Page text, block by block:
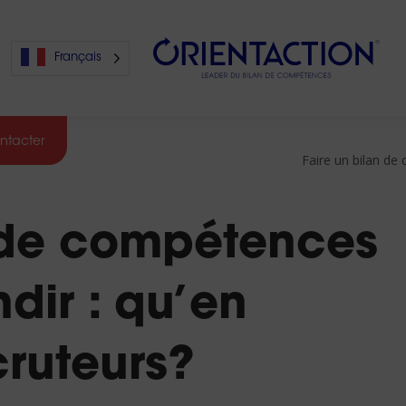
Français
Faire un bilan de
compétences
: qu’en